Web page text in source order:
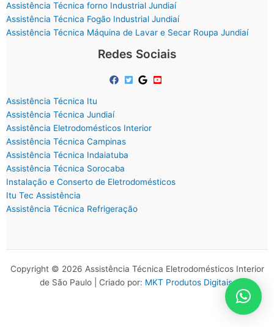
Assistência Técnica forno Industrial Jundiaí
Assistência Técnica Fogão Industrial Jundiaí
Assistência Técnica Máquina de Lavar e Secar Roupa Jundiaí
Redes Sociais
Assistência Técnica Itu
Assistência Técnica Jundiaí
Assistência Eletrodomésticos Interior
Assistência Técnica Campinas
Assistência Técnica Indaiatuba
Assistência Técnica Sorocaba
Instalação e Conserto de Eletrodomésticos
Itu Tec Assistência
Assistência Técnica Refrigeração
Copyright © 2026 Assistência Técnica Eletrodomésticos Interior
de São Paulo | Criado por: MKT Produtos Digitais.